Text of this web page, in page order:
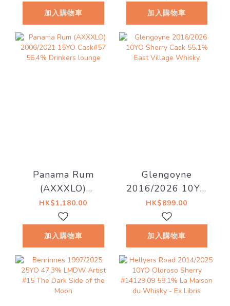
Drams
加入購物車
#15 The Dark Side
加入購物車
Panama Rum
(AXXXLO)
2006/2021 15YO
Cask#57 56.4%
Drinkers lounge
HK$1,180.00
加入購物車
Glengoyne
2016/2026 10YO
Sherry Cask
55.1% East
Village Whisky
HK$899.00
加入購物車